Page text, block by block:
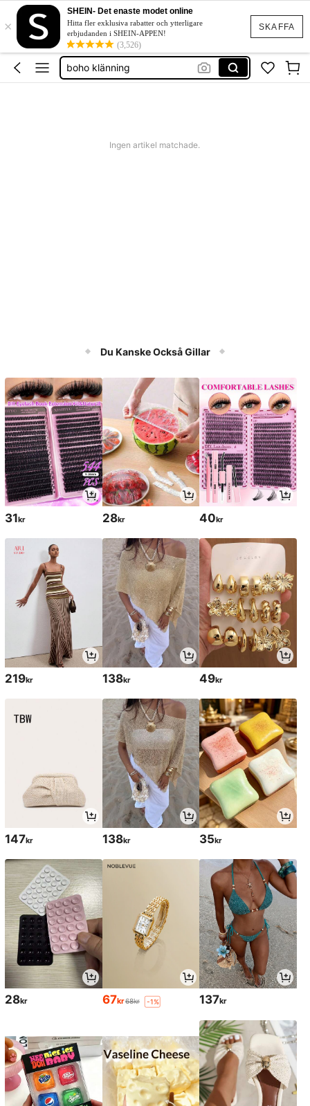
SKAFFA
×
SHEIN- Det enaste modet online
Hitta fler exklusiva rabatter och ytterligare
erbjudanden i SHEIN-APPEN!
(3,526)
squishies
festklänning bröllop
boho klänning
shorts dam
Ingen artikel matchade.
Du Kanske Också Gillar
31kr 28kr 40kr
219kr 138kr 49kr
147kr 138kr 35kr
28kr 67kr68kr -1% 137kr